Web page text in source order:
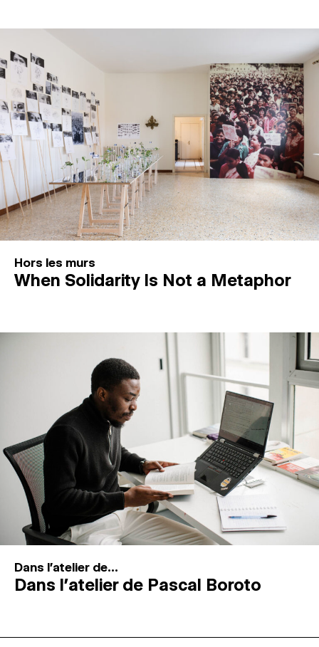
Hors les murs
When Solidarity Is Not a Metaphor
Dans l'atelier de...
Dans l’atelier de Pascal Boroto